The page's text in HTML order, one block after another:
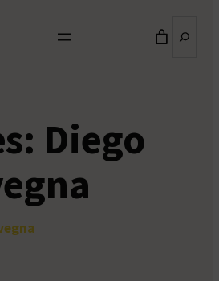
Diego